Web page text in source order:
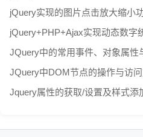
jQuery实现的图片点击放大缩小
jQuery+PHP+Ajax实现动态数字
JQuery中的常用事件、对象属性
JQuery中DOM节点的操作与访
Jquery属性的获取/设置及样式添